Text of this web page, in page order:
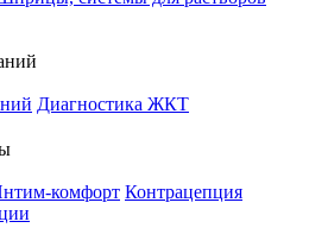
Диагностика ЖКТ
комфорт Контрацепция